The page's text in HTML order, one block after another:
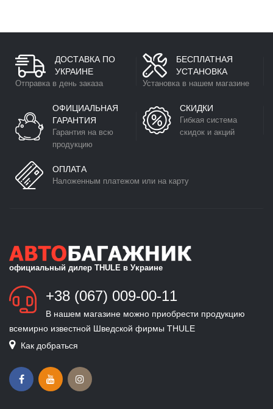
ДОСТАВКА ПО
УКРАИНЕ
Отправка в день заказа
БЕСПЛАТНАЯ
УСТАНОВКА
Установка в нашем магазине
ОФИЦИАЛЬНАЯ
ГАРАНТИЯ
Гарантия на всю
продукцию
СКИДКИ
Гибкая система
скидок и акций
ОПЛАТА
Наложенным платежом или на карту
официальный дилер THULE в Украине
+38 (067) 009-00-11
В нашем магазине можно приобрести продукцию
всемирно известной Шведской фирмы THULE
Как добраться